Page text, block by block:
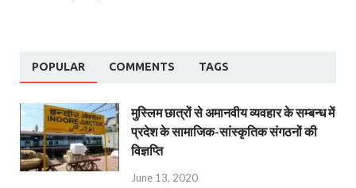
POPULAR COMMENTS TAGS
मुस्लिम छात्रों से अमानवीय व्यवहार के सम्बन्ध में
प्रदेश के सामाजिक-सांस्कृतिक संगठनों की
विज्ञप्ति
June 13, 2020